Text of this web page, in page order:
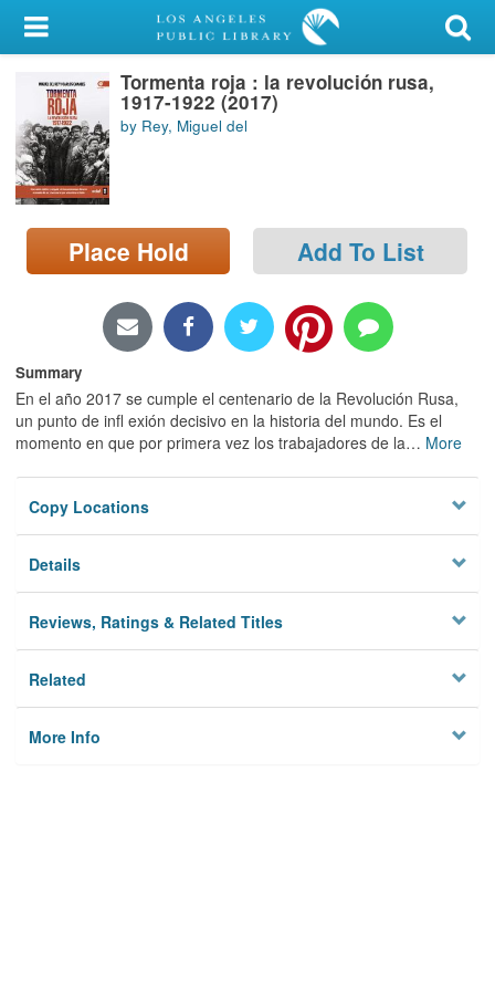
My Account
Library Card
Sign In
Search
Locations/Hours (external
page)
Tormenta roja : la revolución rusa,
1917-1922 (2017)
by Rey, Miguel del
Place Hold Add To List
Summary
En el año 2017 se cumple el centenario de la Revolución Rusa,
un punto de infl exión decisivo en la historia del mundo. Es el
momento en que por primera vez los trabajadores de la… More
Copy Locations
Details
Reviews, Ratings & Related Titles
Related
More Info